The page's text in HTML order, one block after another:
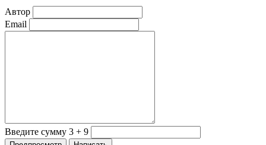
Автор
Email
Введите сумму 3 + 9